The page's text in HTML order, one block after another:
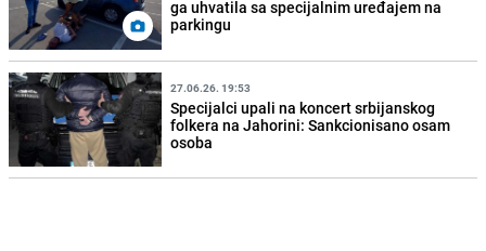
ga uhvatila sa specijalnim uređajem na
parkingu
27.06.26. 19:53
Specijalci upali na koncert srbijanskog
folkera na Jahorini: Sankcionisano osam
osoba